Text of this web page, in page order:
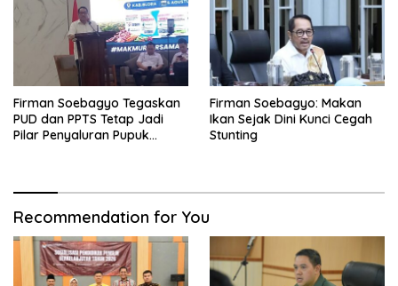
Firman Soebagyo Tegaskan
PUD dan PPTS Tetap Jadi
Pilar Penyaluran Pupuk
Firman Soebagyo: Makan
Ikan Sejak Dini Kunci Cegah
Stunting
Recommendation for You